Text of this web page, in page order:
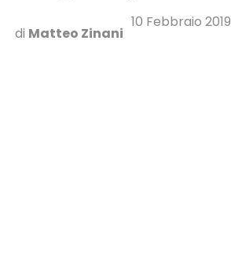
di Matteo Zinani
10 Febbraio 2019